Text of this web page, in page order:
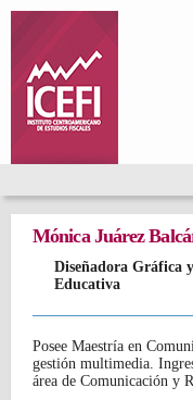
Mónica Juárez
Diseñadora Gráfica
Educativa
Posee Maestría en
gestión multimedia.
área de Comunicación y